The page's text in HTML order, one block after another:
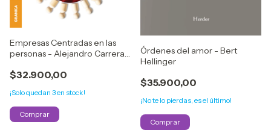
Empresas Centradas en las
personas - Alejandro Carrera /
$32.900,00
¡Solo quedan 3en stock!
Órdenes del amor - Bert
Hellinger
$35.900,00
¡No te lo pierdas, es el último!